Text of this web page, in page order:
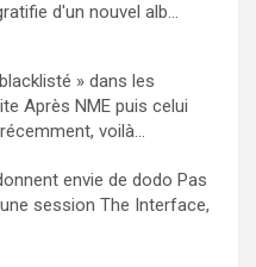
d'un nouvel alb...
» dans les
Après NME puis celui
voilà...
envie de dodo Pas
session The Interface,